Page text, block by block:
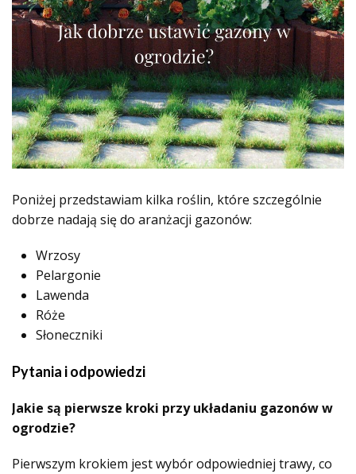
Poniżej przedstawiam kilka roślin, które szczególnie
dobrze nadają się do aranżacji gazonów:
Wrzosy
Pelargonie
Lawenda
Róże
Słoneczniki
Pytania i odpowiedzi
Jakie są pierwsze kroki przy układaniu gazonów w
ogrodzie?
Pierwszym krokiem jest wybór odpowiedniej trawy, co